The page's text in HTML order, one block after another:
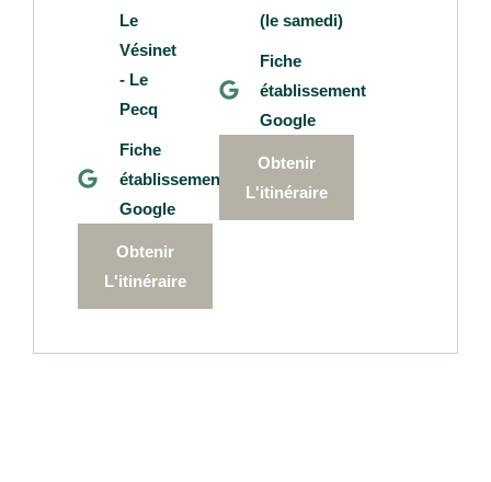
Le
Vésinet
- Le
Pecq
Fiche
établissement
Google
Obtenir
L'itinéraire
(le samedi)
Fiche
établissement
Google
Obtenir
L'itinéraire